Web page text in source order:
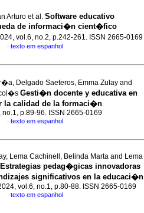
Arturo et al. Software educativo
de informaci�n cient�fico
vol.6, no.2, p.242-261. ISSN 2665-0169
· texto em espanhol
Delgado Saeteros, Emma Zulay and
Gesti�n docente y educativa en
la calidad de la formaci�n.
no.1, p.89-96. ISSN 2665-0169
· texto em espanhol
Lema Cachinell, Belinda Marta and Lema
Estrategias pedag�gicas innovadoras
significativos en la educaci�n
vol.6, no.1, p.80-88. ISSN 2665-0169
· texto em espanhol